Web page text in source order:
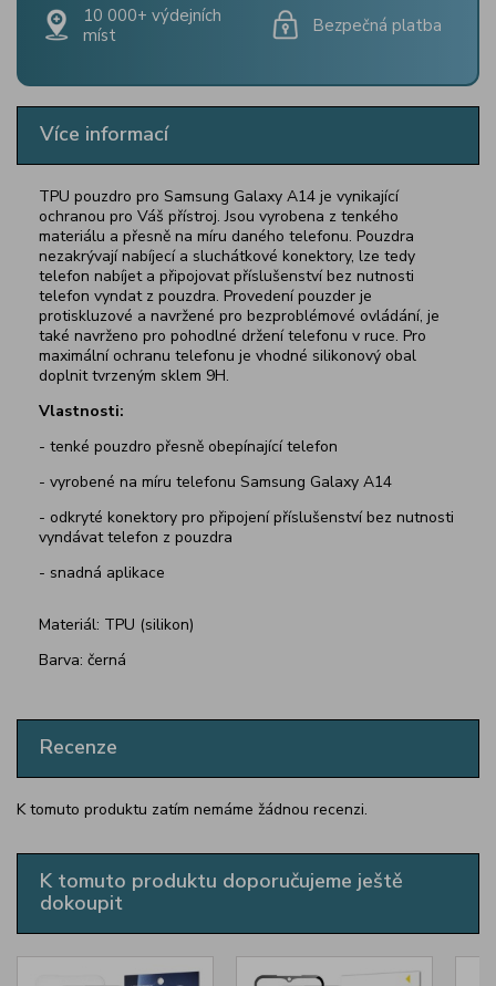
10 000+ výdejních
míst
Bezpečná platba
Více informací
TPU pouzdro pro Samsung Galaxy A14 je vynikající
ochranou pro Váš přístroj. Jsou vyrobena z tenkého
materiálu a přesně na míru daného telefonu. Pouzdra
nezakrývají nabíjecí a sluchátkové konektory, lze tedy
telefon nabíjet a připojovat příslušenství bez nutnosti
telefon vyndat z pouzdra. Provedení pouzder je
protiskluzové a navržené pro bezproblémové ovládání, je
také navrženo pro pohodlné držení telefonu v ruce. Pro
maximální ochranu telefonu je vhodné silikonový obal
doplnit tvrzeným sklem 9H.
Vlastnosti:
- tenké pouzdro přesně obepínající telefon
- vyrobené na míru telefonu Samsung Galaxy A14
- odkryté konektory pro připojení příslušenství bez nutnosti
vyndávat telefon z pouzdra
- snadná aplikace
Materiál: TPU (silikon)
Barva: černá
Recenze
K tomuto produktu zatím nemáme žádnou recenzi.
K tomuto produktu doporučujeme ještě
dokoupit